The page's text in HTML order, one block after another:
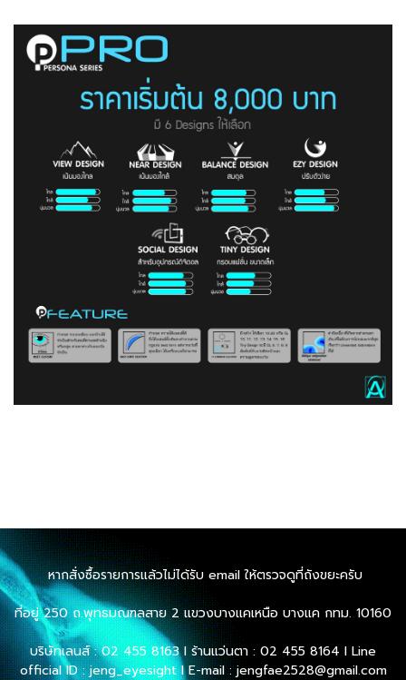
หากสั่งซื้อรายการแล้วไม่ได้รับ email ให้ตรวจดูที่ถังขยะครับ
ที่อยู่ 250 ถ.พุทธมณฑลสาย 2 แขวงบางแคเหนือ บางแค กทม. 10160
บริษัทเลนส์ : 02 455 8163 l ร้านแว่นตา : 02 455 8164 l Line
official ID : jeng_eyesight l E-mail : jengfae2528@gmail.com